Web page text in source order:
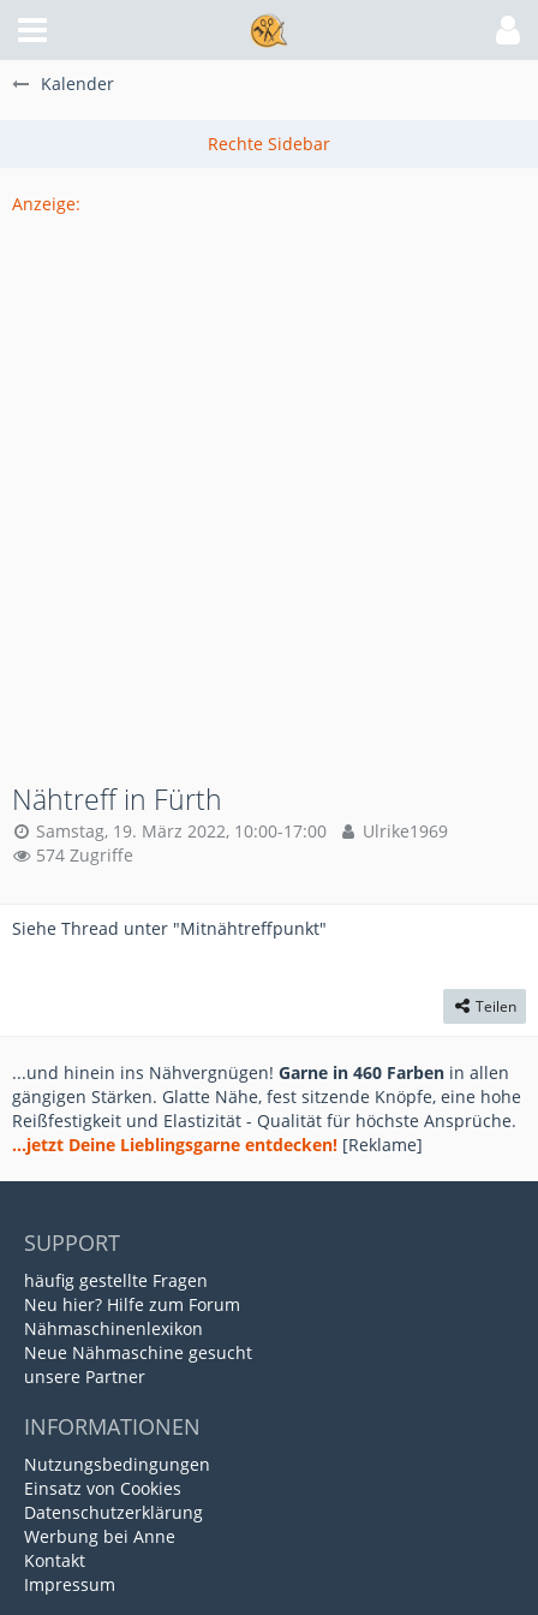
Kalender
Anzeige:
Nähtreff in Fürth
Samstag, 19. März 2022, 10:00-17:00
Ulrike1969
574 Zugriffe
Siehe Thread unter "Mitnähtreffpunkt"
Teilen
...und hinein ins Nähvergnügen! Garne in 460 Farben in allen
gängigen Stärken. Glatte Nähe, fest sitzende Knöpfe, eine hohe
Reißfestigkeit und Elastizität - Qualität für höchste Ansprüche.
...jetzt Deine Lieblingsgarne entdecken! [Reklame]
SUPPORT
häufig gestellte Fragen
Neu hier? Hilfe zum Forum
Nähmaschinenlexikon
Neue Nähmaschine gesucht
unsere Partner
INFORMATIONEN
Nutzungsbedingungen
Einsatz von Cookies
Datenschutzerklärung
Werbung bei Anne
Kontakt
Impressum